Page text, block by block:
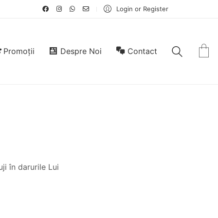
Login or Register
Promoții Despre Noi Contact
în darurile Lui